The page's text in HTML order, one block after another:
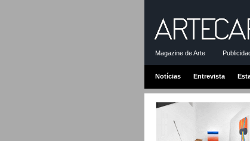
Magazine de Arte
Notícias Entrevista